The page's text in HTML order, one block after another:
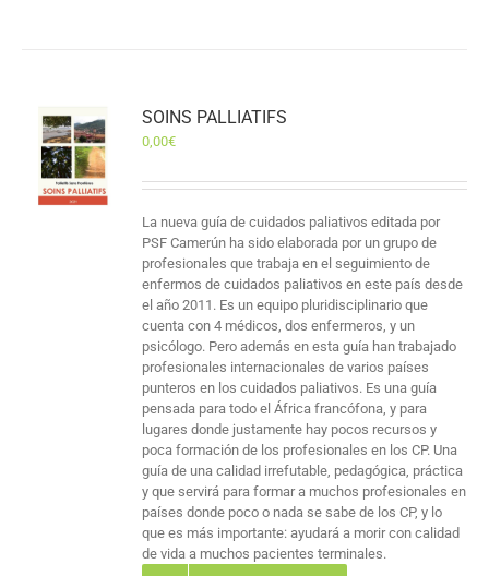
SOINS PALLIATIFS
0,00€
La nueva guía de cuidados paliativos editada por
PSF Camerún ha sido elaborada por un grupo de
profesionales que trabaja en el seguimiento de
enfermos de cuidados paliativos en este país desde
el año 2011. Es un equipo pluridisciplinario que
cuenta con 4 médicos, dos enfermeros, y un
psicólogo. Pero además en esta guía han trabajado
profesionales internacionales de varios países
punteros en los cuidados paliativos. Es una guía
pensada para todo el África francófona, y para
lugares donde justamente hay pocos recursos y
poca formación de los profesionales en los CP. Una
guía de una calidad irrefutable, pedagógica, práctica
y que servirá para formar a muchos profesionales en
países donde poco o nada se sabe de los CP, y lo
que es más importante: ayudará a morir con calidad
de vida a muchos pacientes terminales.